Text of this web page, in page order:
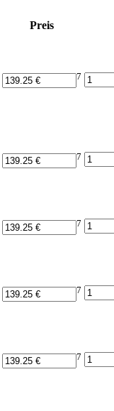
Preis
7
7
7
7
7